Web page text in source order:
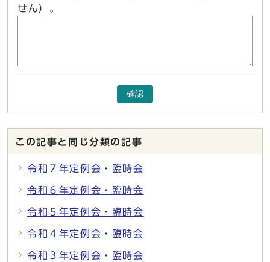
せん）。
確認
この記事と同じ分類の記事
令和７年定例会・臨時会
令和６年定例会・臨時会
令和５年定例会・臨時会
令和４年定例会・臨時会
令和３年定例会・臨時会